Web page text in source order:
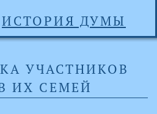
ИСТОРИЯ ДУМЫ
УЧАСТНИКОВ
ИХ СЕМЕЙ